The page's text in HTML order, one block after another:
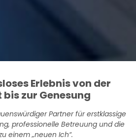
Erlebnis von der
zur Genesung
Partner für erstklassige
professionelle Betreuung und die
einem „neuen Ich“.